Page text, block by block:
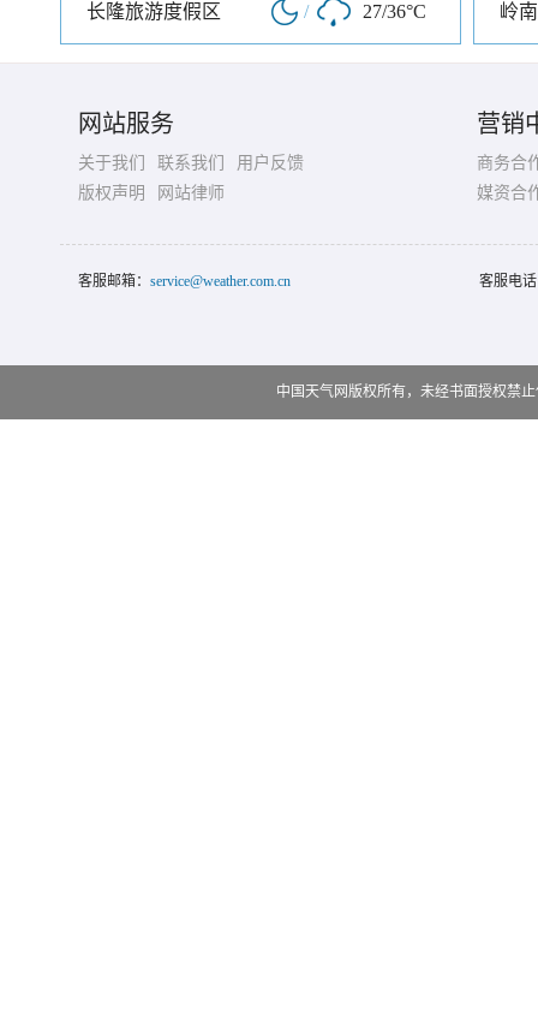
长隆旅游度假区 / 27/36°C 岭
网站服务
关于我们 联系我们
用户反馈
版权声明
网站律师
营销
商务合
媒资合
客服邮箱： service@weather.com.cn 客服电
中国天气网版权所有，未经书面授权